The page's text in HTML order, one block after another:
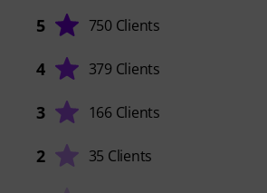
5 750 Clients
4 379 Clients
3 166 Clients
2 35 Clients